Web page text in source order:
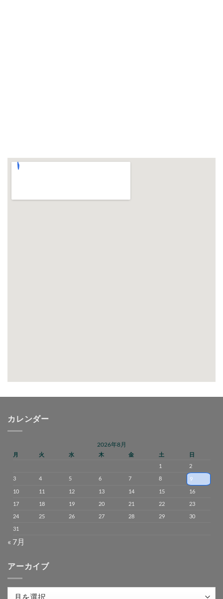
カレンダー
2026年8月
月 火 水 木 金 土
日
1
2
3
4 5 6 7 8
9
10
11 12 13 14 15
16
17
18 19 20 21 22
23
24
25 26 27 28 29
30
31
« 7月
アーカイブ